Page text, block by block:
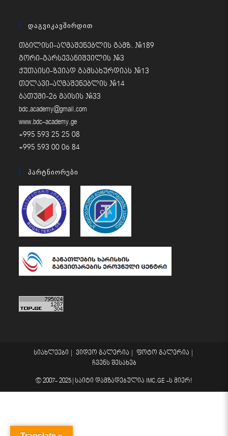
Დაგვიკავშირდით
თბილისი-აღმაშენებლის გამზ. #189
გორი-გარსევანიშვილის #3
ქუთაისი-ზვიად გამსახურდიას #13
თელავი-აღმაშენებლის #14
ბათუმი-26 მაისის #33
bdc.academy@gmail.com
www.bdc-academy.ge
+995 593 25 25 08
+995 593 00 06 84
Პარტნიორები
სიახლეები ვიდეო გალერია
ფოტო გალერია
ჩვენს შესახებ
© 2007- 2025 | საიტი დამზადებულია IMC.GE -ს მიერ!